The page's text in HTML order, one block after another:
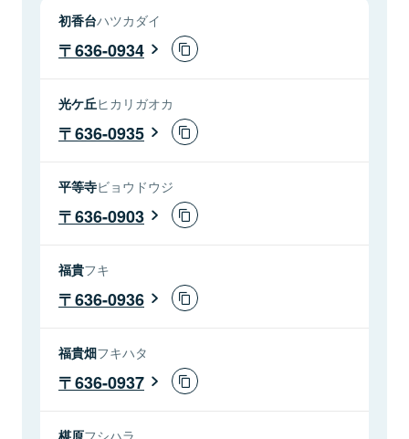
初香台ハツカダイ
636-0934
光ケ丘ヒカリガオカ
636-0935
平等寺ビョウドウジ
636-0903
福貴フキ
636-0936
福貴畑フキハタ
636-0937
椹原フシハラ